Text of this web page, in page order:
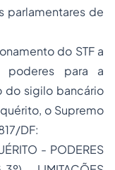
parlamentares de
do STF a
poderes para a
do sigilo bancário
o Supremo
DF:
- PODERES